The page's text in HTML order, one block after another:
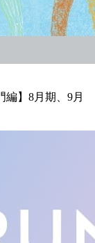
】8月期、9月